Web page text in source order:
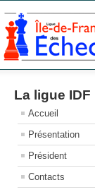
La ligue IDF
Accueil
Présentation
Président
Contacts